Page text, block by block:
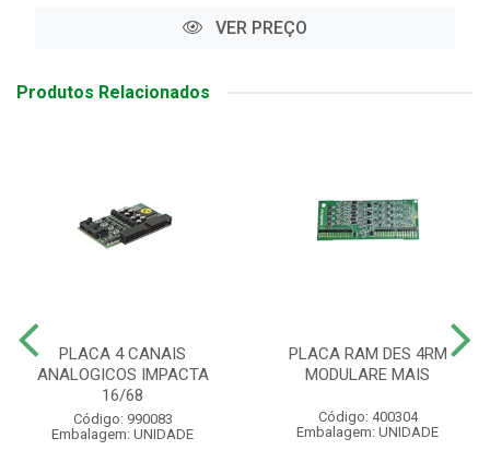
VER PREÇO
Produtos Relacionados
PLACA 4 CANAIS
ANALOGICOS IMPACTA
16/68
Código: 990083
Embalagem: UNIDADE
PLACA RAM DES 4RM
MODULARE MAIS
Código: 400304
Embalagem: UNIDADE